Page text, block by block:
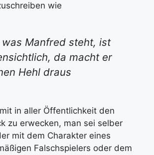
wie
was Manfred steht, ist
da macht er
Hehl draus
in aller Öffentlichkeit den
zu erwecken, man sei selber
mit dem Charakter eines
Falschspielers oder dem